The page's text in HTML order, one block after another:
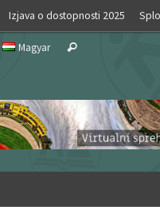
Izjava o dostopnosti 2025
Magyar Search